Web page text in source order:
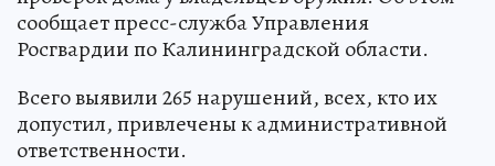
сообщает пресс-служба Управления
Росгвардии по Калининградской области.
Всего выявили 265 нарушений, всех, кто их
допустил, привлечены к административной
ответственности.